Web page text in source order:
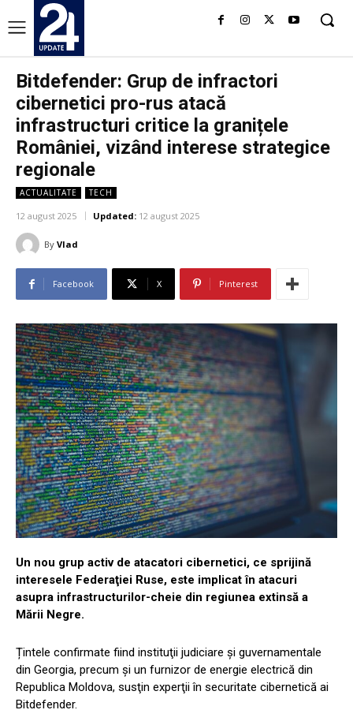
Bitdefender: Grup de infractori
cibernetici pro-rus atacă
infrastructuri critice la granițele
României, vizând interese strategice
regionale
ACTUALITATE TECH
12 august 2025 Updated: 12 august 2025
By Vlad
Facebook X Pinterest
Un nou grup activ de atacatori cibernetici, ce sprijină
interesele Federaţiei Ruse, este implicat în atacuri
asupra infrastructurilor-cheie din regiunea extinsă a
Mării Negre.
Țintele confirmate fiind instituţii judiciare şi guvernamentale
din Georgia, precum şi un furnizor de energie electrică din
Republica Moldova, susţin experţii în securitate cibernetică ai
Bitdefender.